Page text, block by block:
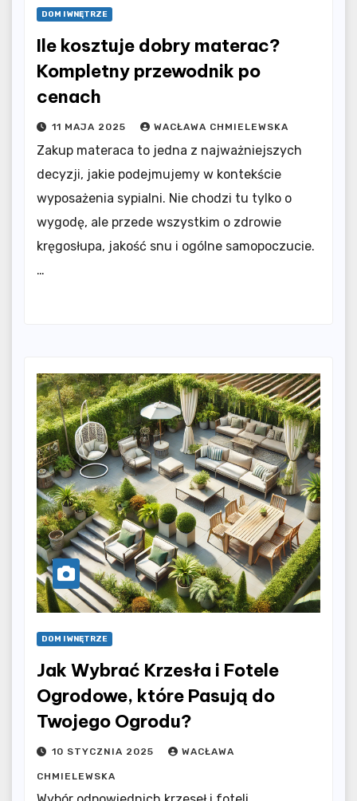
DOM I WNĘTRZE
Ile kosztuje dobry materac?
Kompletny przewodnik po
cenach
11 MAJA 2025 WACŁAWA CHMIELEWSKA
Zakup materaca to jedna z najważniejszych
decyzji, jakie podejmujemy w kontekście
wyposażenia sypialni. Nie chodzi tu tylko o
wygodę, ale przede wszystkim o zdrowie
kręgosłupa, jakość snu i ogólne samopoczucie.
…
DOM I WNĘTRZE
Jak Wybrać Krzesła i Fotele
Ogrodowe, które Pasują do
Twojego Ogrodu?
10 STYCZNIA 2025 WACŁAWA
CHMIELEWSKA